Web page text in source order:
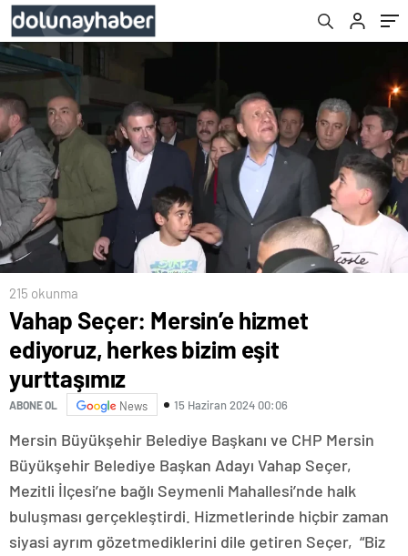
215 okunma
Vahap Seçer: Mersin’e hizmet
ediyoruz, herkes bizim eşit
yurttaşımız
ABONE OL News 15 Haziran 2024 00:06
Mersin Büyükşehir Belediye Başkanı ve CHP Mersin
Büyükşehir Belediye Başkan Adayı Vahap Seçer,
Mezitli İlçesi’ne bağlı Seymenli Mahallesi’nde halk
buluşması gerçekleştirdi. Hizmetlerinde hiçbir zaman
siyasi ayrım gözetmediklerini dile getiren Seçer, “Biz